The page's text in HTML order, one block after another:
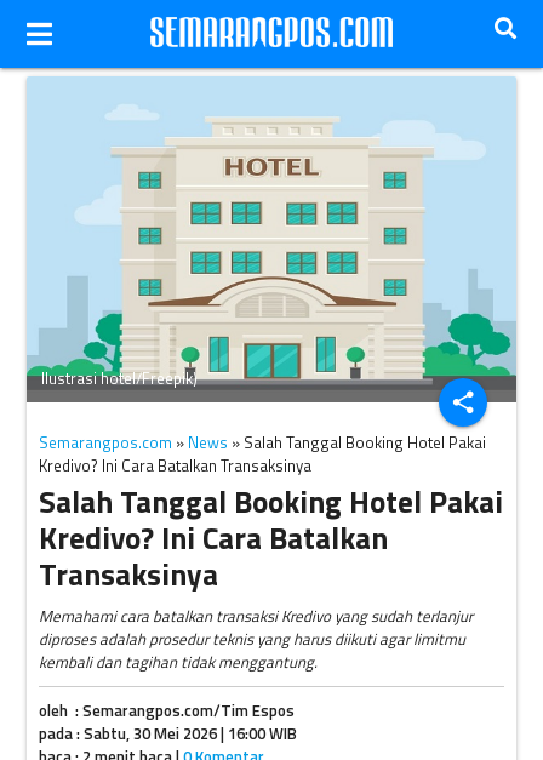
share
Ilustrasi hotel/Freepik)
Semarangpos.com » News » Salah Tanggal Booking Hotel Pakai
Kredivo? Ini Cara Batalkan Transaksinya
Salah Tanggal Booking Hotel Pakai
Kredivo? Ini Cara Batalkan
Transaksinya
Memahami cara batalkan transaksi Kredivo yang sudah terlanjur
diproses adalah prosedur teknis yang harus diikuti agar limitmu
kembali dan tagihan tidak menggantung.
oleh : Semarangpos.com/Tim Espos
pada : Sabtu, 30 Mei 2026 | 16:00 WIB